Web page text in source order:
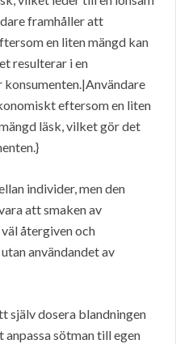
framhåller att
en liten mängd kan
resulterar i en
eftersom en liten
läsk, vilket gör det
individer, men den
att smaken av
återgiven och
användandet av
själv dosera blandningen
sötman till egen